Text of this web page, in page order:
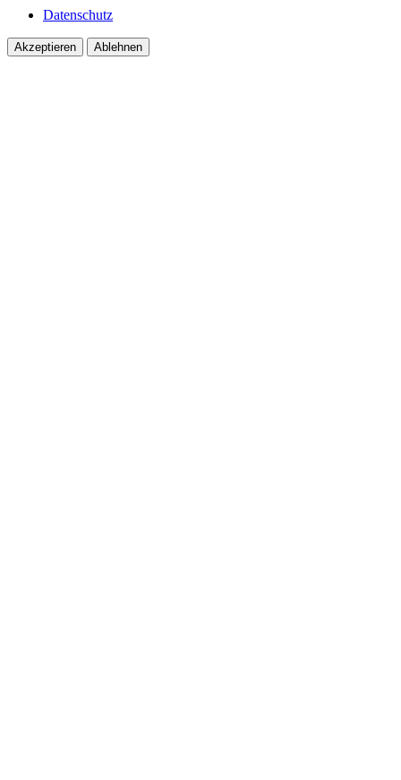
Datenschutz
Akzeptieren Ablehnen